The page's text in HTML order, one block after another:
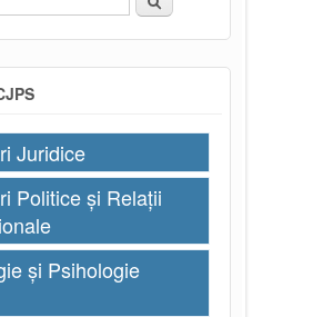
de căutare
Juridice
Politice și Relații
și Psihologie